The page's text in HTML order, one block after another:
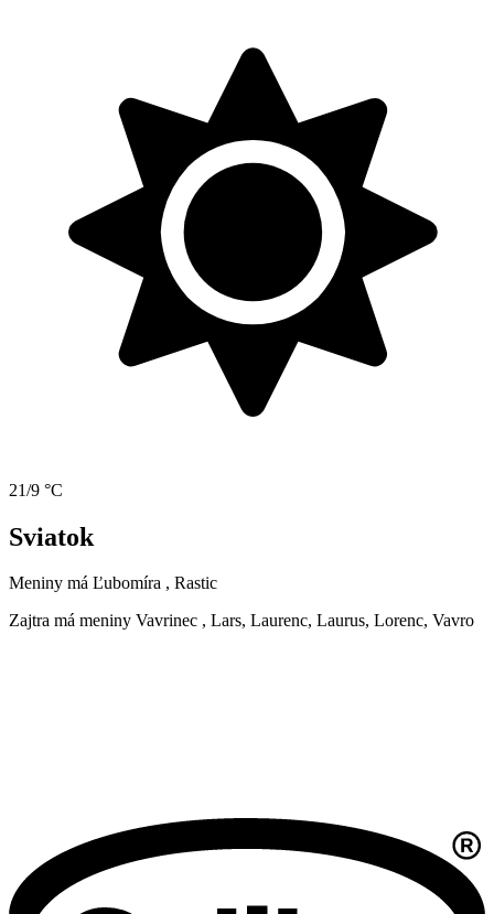
21/9 °C
Sviatok
Meniny má Ľubomíra , Rastic
Zajtra má meniny Vavrinec , Lars, Laurenc, Laurus, Lorenc, Vavro